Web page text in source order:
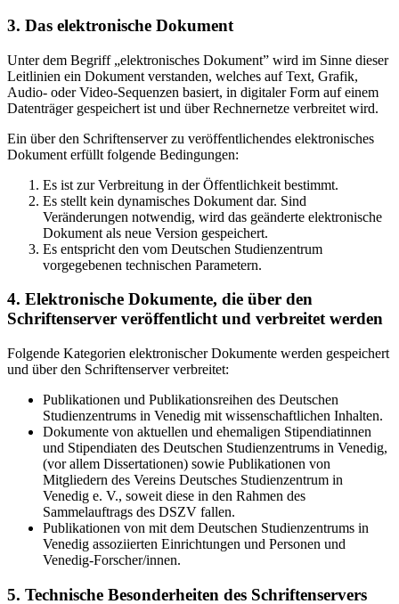
3. Das elektronische Dokument
Unter dem Begriff „elektronisches Dokument” wird im Sinne dieser
Leitlinien ein Dokument verstanden, welches auf Text, Grafik,
Audio- oder Video-Sequenzen basiert, in digitaler Form auf einem
Datenträger gespeichert ist und über Rechnernetze verbreitet wird.
Ein über den Schriftenserver zu veröffentlichendes elektronisches
Dokument erfüllt folgende Bedingungen:
Es ist zur Verbreitung in der Öffentlichkeit bestimmt.
Es stellt kein dynamisches Dokument dar. Sind
Veränderungen notwendig, wird das geänderte elektronische
Dokument als neue Version gespeichert.
Es entspricht den vom Deutschen Studienzentrum
vorgegebenen technischen Parametern.
4. Elektronische Dokumente, die über den
Schriftenserver veröffentlicht und verbreitet werden
Folgende Kategorien elektronischer Dokumente werden gespeichert
und über den Schriftenserver verbreitet:
Publikationen und Publikationsreihen des Deutschen
Studienzentrums in Venedig mit wissenschaftlichen Inhalten.
Dokumente von aktuellen und ehemaligen Stipendiatinnen
und Stipendiaten des Deutschen Studienzentrums in Venedig,
(vor allem Dissertationen) sowie Publikationen von
Mitgliedern des Vereins Deutsches Studienzentrum in
Venedig e. V., soweit diese in den Rahmen des
Sammelauftrags des DSZV fallen.
Publikationen von mit dem Deutschen Studienzentrums in
Venedig assoziierten Einrichtungen und Personen und
Venedig-Forscher/innen.
5. Technische Besonderheiten des Schriftenservers